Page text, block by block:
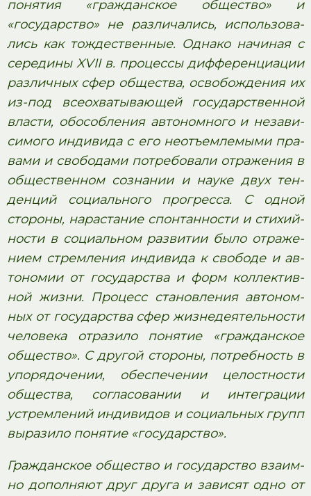
понятия «гражданское общество» и
«государство» не различались, ис­поль­зо­ва­
лись как тождественные. Од­на­ко на­чи­ная с
се­ре­ди­ны XVII в. про­цес­сы диф­фе­рен­ци­а­ции
раз­лич­ных сфер общества, осво­бож­де­ния их
из-под все­о­хва­ты­ва­ю­щей го­су­дар­ствен­ной
власти, обособ­ле­ния ав­то­ном­но­го и не­за­ви­
си­мо­го ин­ди­ви­да с его не­отъ­ем­ле­мы­ми пра­
ва­ми и сво­бо­да­ми по­тре­бо­ва­ли от­ра­же­ния в
об­ще­ствен­ном со­зна­нии и науке двух тен­
ден­ций со­ци­аль­но­го прогресса. С одной
стороны, на­рас­та­ние спон­тан­но­сти и сти­хий­
но­сти в со­ци­аль­ном раз­ви­тии было от­ра­же­
ни­ем стрем­ле­ния ин­ди­ви­да к сво­бо­де и ав­
то­но­мии от го­су­дар­ства и форм кол­лек­тив­
ной жизни. Про­цесс ста­нов­ле­ния ав­то­ном­
ных от го­су­дар­ства сфер жиз­не­де­я­тель­но­сти
че­ло­ве­ка от­ра­зи­ло по­ня­тие «гражданское
общество». С дру­гой стороны, по­треб­ность в
упорядочении, обес­пе­че­нии це­лост­но­сти
общества, со­гла­со­ва­нии и ин­те­гра­ции
устрем­ле­ний ин­ди­ви­дов и со­ци­аль­ных групп
вы­ра­зи­ло по­ня­тие «государство».
Гражданское об­ще­ство и го­су­дар­ство вза­им­
но до­пол­ня­ют друг друга и за­ви­сят одно от